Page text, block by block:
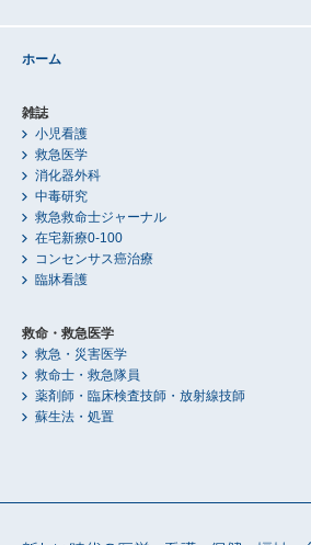
ホーム
雑誌
小児看護
救急医学
消化器外科
中毒研究
救急救命士ジャーナル
在宅新療0-100
コンセンサス癌治療
臨牀看護
救命・救急医学
救急・災害医学
救命士・救急隊員
薬剤師・臨床検査技師・放射線技師
蘇生法・処置